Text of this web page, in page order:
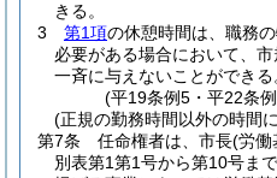
きる。
3
第1項の休憩時間は、職務
必要がある場合において、
一斉に与えないことができる
(平19条例5・平22条
(正規の勤務時間以外の時間
第7条
任命権者は、市長(労働
別表第1第1号から第10号ま